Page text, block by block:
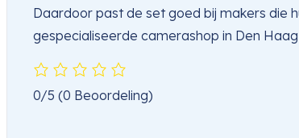
Daardoor past de set goed bij makers die
gespecialiseerde camerashop in Den
0/5 (0 Beoordeling)